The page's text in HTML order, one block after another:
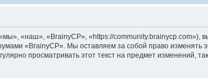
«наш», «BrainyCP», «https://community.brainycp.com»),
«BrainyCP». Мы оставляем за собой право
просматривать этот текст на предмет изменений,